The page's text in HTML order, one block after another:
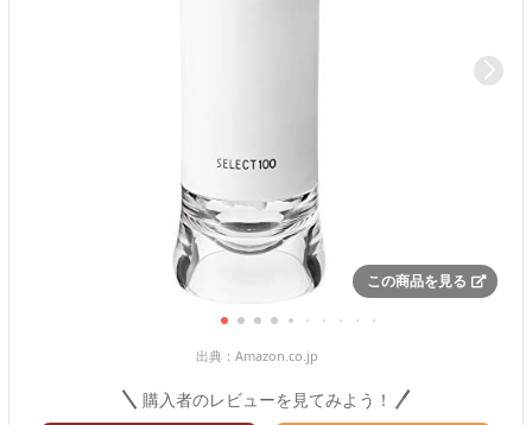
この商品を見る
出典： Amazon.co.jp
購入者のレビューを見てみよう！